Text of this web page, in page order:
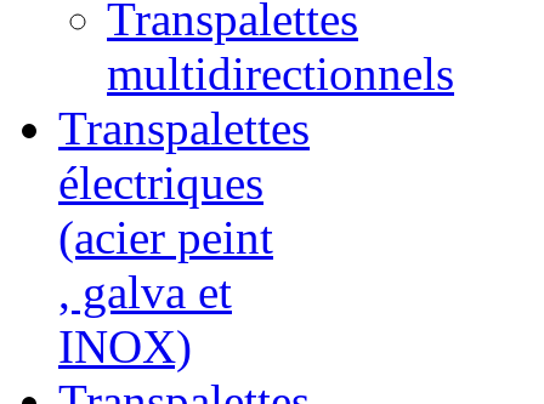
Transpalettes
multidirectionnels
Transpalettes
électriques
(acier peint
, galva et
INOX)